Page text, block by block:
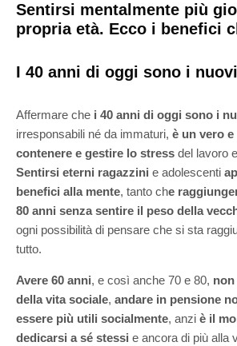
Sentirsi mentalmente più
propria età. Ecco i benefici
I 40 anni di oggi sono i
Affermare che i 40 anni di oggi sono i
irresponsabili né da immaturi, è un vero
contenere e gestire lo stress del lavoro
Sentirsi eterni ragazzini e adolescenti
benefici alla mente, tanto che
80 anni senza sentire il peso della
ogni possibilità di pensare che si sta
tutto.
Avere 60 anni, e così anche 70 e 80,
della vita sociale, andare in pensione
essere più utili socialmente, anzi è il
dedicarsi a sé stessi e ancora di più alla